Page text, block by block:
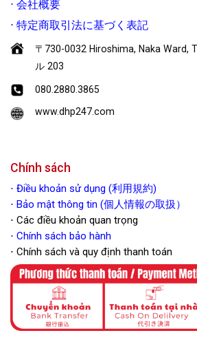
⋅ 会社概要
⋅ 特定商取引法に基づく表記
〒730-0032 Hiroshima, Naka Ward,
ル 203
080.2880.3865
www.dhp247.com
Chính sách
⋅ Điều khoản sử dụng (利用規約)
⋅ Bảo mật thông tin (個人情報の取扱）
⋅ Các điều khoản quan trọng
⋅ Chính sách bảo hành
⋅ Chính sách và quy định thanh toán